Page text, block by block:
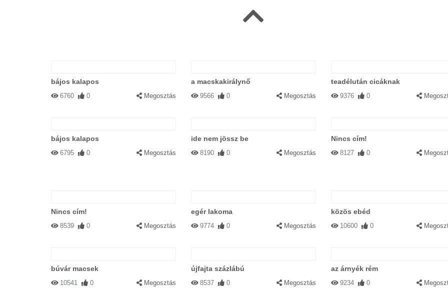
Válasz
#25242 Maywu|2003-07-14 00:00:00|
bájos kalapos
6760 0 Megosztás
a macskakirálynő
9566 0 Megosztás
teadélután cicáknak
9376 0
bájos kalapos
6795 0 Megosztás
ide nem jössz be
8190 0 Megosztás
Nincs cím!
8127 0
Nincs cím!
8539 0 Megosztás
egér lakoma
9774 0 Megosztás
közös ebéd
10600 0
búvár macsek
10541 0 Megosztás
újfajta százlábú
8537 0 Megosztás
az árnyék rém
9234 0